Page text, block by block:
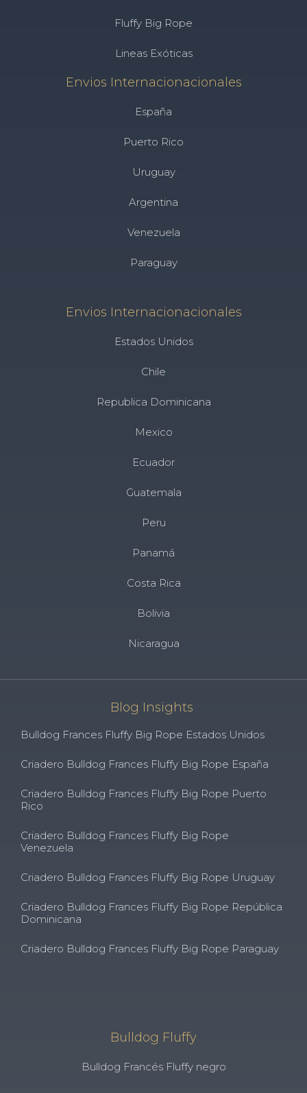
Fluffy Big Rope
Lineas Exóticas
Envios Internacionacionales
España
Puerto Rico
Uruguay
Argentina
Venezuela
Paraguay
Envios Internacionacionales
Estados Unidos
Chile
Republica Dominicana
Mexico
Ecuador
Guatemala
Peru
Panamá
Costa Rica
Bolivia
Nicaragua
Blog Insights
Bulldog Frances Fluffy Big Rope Estados Unidos
Criadero Bulldog Frances Fluffy Big Rope España
Criadero Bulldog Frances Fluffy Big Rope Puerto
Rico
Criadero Bulldog Frances Fluffy Big Rope
Venezuela
Criadero Bulldog Frances Fluffy Big Rope Uruguay
Criadero Bulldog Frances Fluffy Big Rope República
Dominicana
Criadero Bulldog Frances Fluffy Big Rope Paraguay
Bulldog Fluffy
Bulldog Francés Fluffy negro